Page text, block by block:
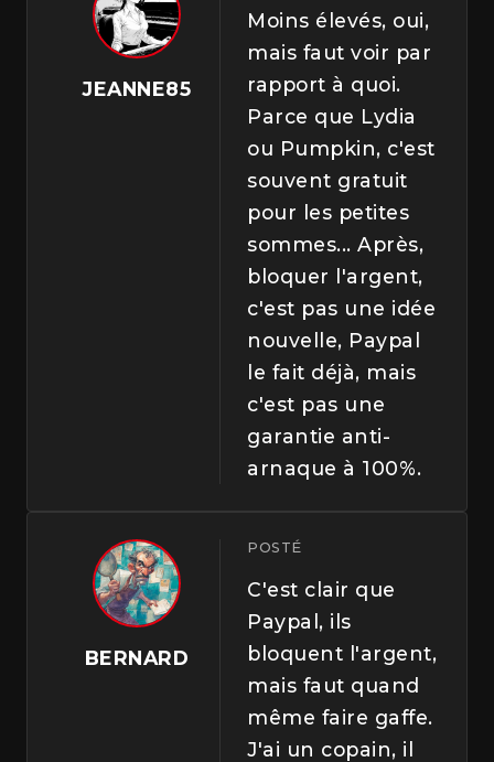
JEANNE85
Moins élevés, oui,
mais faut voir par
rapport à quoi.
Parce que Lydia
ou Pumpkin, c'est
souvent gratuit
pour les petites
sommes... Après,
bloquer l'argent,
c'est pas une idée
nouvelle, Paypal
le fait déjà, mais
c'est pas une
garantie anti-
arnaque à 100%.
BERNARD
POSTÉ
C'est clair que
Paypal, ils
bloquent l'argent,
mais faut quand
même faire gaffe.
J'ai un copain, il